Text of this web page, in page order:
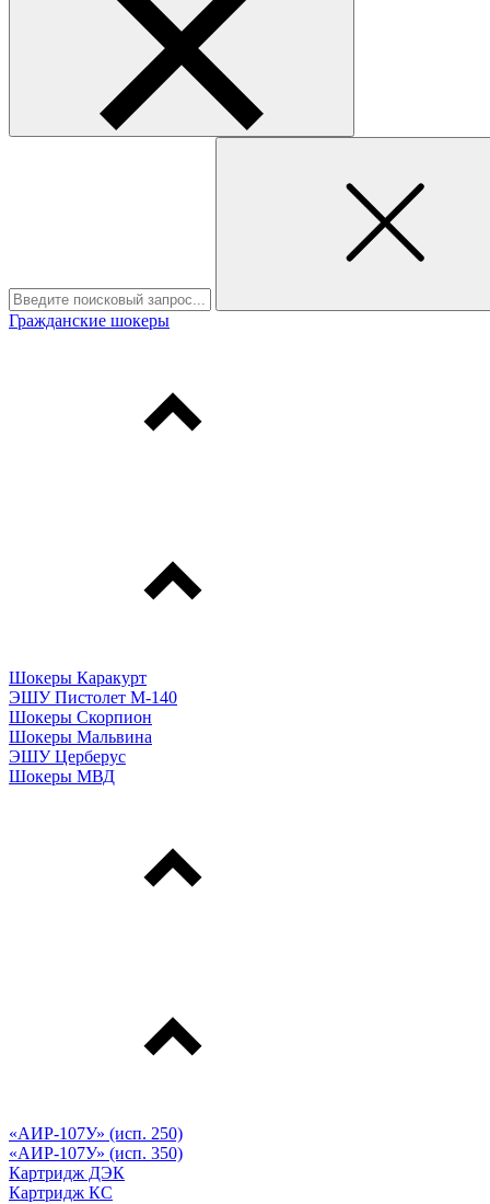
Гражданские шокеры
Шокеры Каракурт
ЭШУ Пистолет М-140
Шокеры Скорпион
Шокеры Мальвина
ЭШУ Церберус
Шокеры МВД
«АИР-107У» (исп. 250)
«АИР-107У» (исп. 350)
Картридж ДЭК
Картридж КС